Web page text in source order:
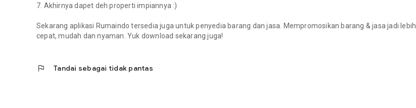
7. Akhirnya dapet deh properti impiannya :)
Sekarang aplikasi Rumaindo tersedia juga untuk penyedia barang dan jasa. Mempromosikan barang & jasa jadi lebih
cepat, mudah dan nyaman. Yuk download sekarang juga!
flag Tandai sebagai tidak pantas